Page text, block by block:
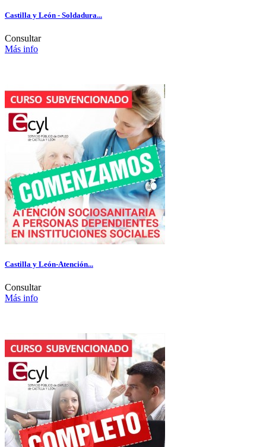
Castilla y León - Soldadura...
Consultar
Más info
Castilla y León-Atención...
Consultar
Más info